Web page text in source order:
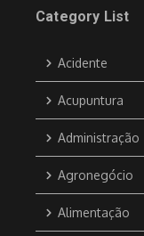
Category List
Acidente
Acupuntura
Administração
Agronegócio
Alimentação